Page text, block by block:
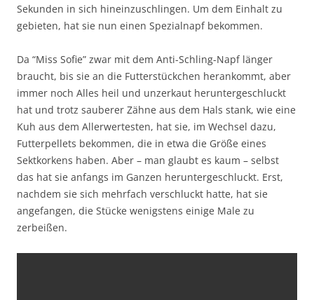
Sekunden in sich hineinzuschlingen. Um dem Einhalt zu
gebieten, hat sie nun einen Spezialnapf bekommen.
Da “Miss Sofie” zwar mit dem Anti-Schling-Napf länger
braucht, bis sie an die Futterstückchen herankommt, aber
immer noch Alles heil und unzerkaut heruntergeschluckt
hat und trotz sauberer Zähne aus dem Hals stank, wie eine
Kuh aus dem Allerwertesten, hat sie, im Wechsel dazu,
Futterpellets bekommen, die in etwa die Größe eines
Sektkorkens haben. Aber – man glaubt es kaum – selbst
das hat sie anfangs im Ganzen heruntergeschluckt. Erst,
nachdem sie sich mehrfach verschluckt hatte, hat sie
angefangen, die Stücke wenigstens einige Male zu
zerbeißen.